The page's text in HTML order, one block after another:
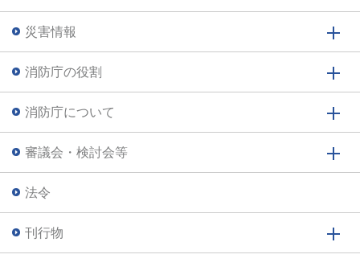
災害情報
消防庁の役割
消防庁について
審議会・検討会等
法令
刊行物